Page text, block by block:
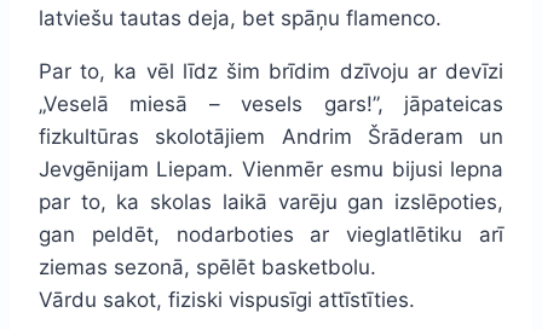
latviešu tautas deja, bet spāņu flamenco.
Par to, ka vēl līdz šim brīdim dzīvoju ar devīzi
„Veselā miesā – vesels gars!”, jāpateicas
fizkultūras skolotājiem Andrim Šrāderam un
Jevgēnijam Liepam. Vienmēr esmu bijusi lepna
par to, ka skolas laikā varēju gan izslēpoties,
gan peldēt, nodarboties ar vieglatlētiku arī
ziemas sezonā, spēlēt basketbolu.
Vārdu sakot, fiziski vispusīgi attīstīties.